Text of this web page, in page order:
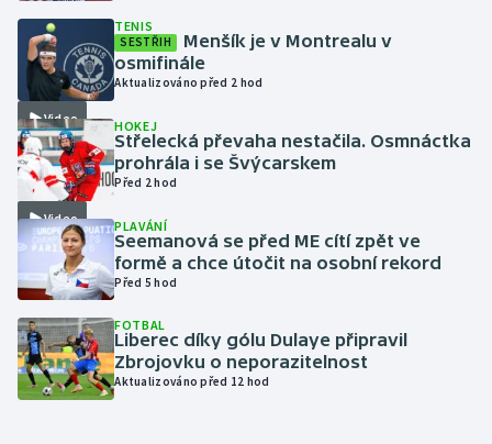
Judo
Krasobruslení
Lezení
Lyže a snowboard
Moderní pětiboj
Motorsport
Olympijské hry
Parasport
Video
TENIS
SESTŘIH
Menšík je v Montrealu v
osmifinále
Aktualizováno před 2 hod
Video
HOKEJ
Střelecká převaha nestačila. Osmnáctka
prohrála i se Švýcarskem
Před 2 hod
PLAVÁNÍ
Seemanová se před ME cítí zpět ve
formě a chce útočit na osobní rekord
Před 5 hod
FOTBAL
Liberec díky gólu Dulaye připravil
Zbrojovku o neporazitelnost
Aktualizováno před 12 hod